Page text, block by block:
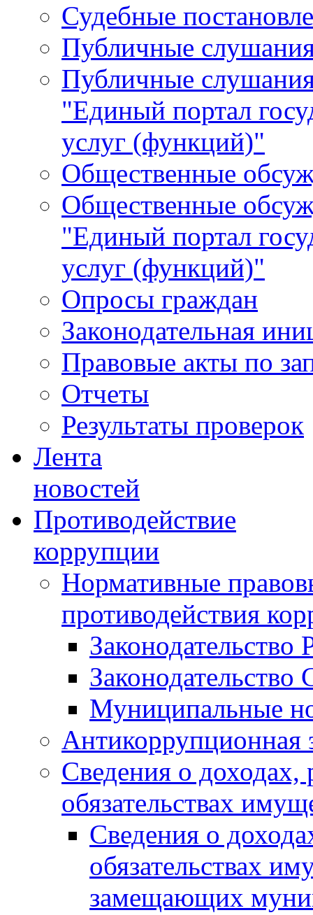
Судебные
Публичные
Публичные
"Единый портал
услуг (функций)"
Общественные
Общественные
"Единый портал
услуг (функций)"
Опросы граждан
Законодательная
Правовые акты по
Отчеты
Результаты проверок
Лента
новостей
Противодействие
коррупции
Нормативные
противодействия
Законодательство
Муниципальные
Антикоррупционная
Сведения о доходах,
обязательствах
Сведения о
обязательствах
замещающих